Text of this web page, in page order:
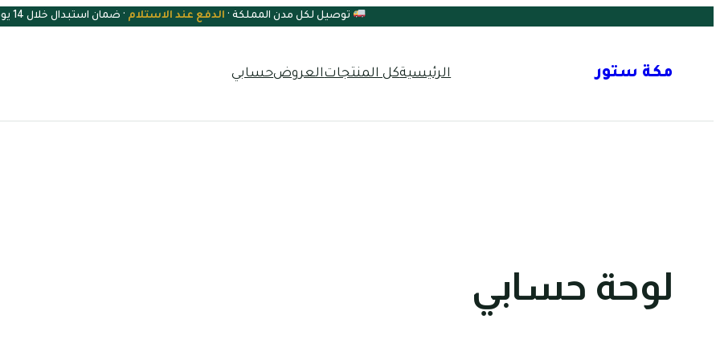
المحتوى
توصيل لكل مدن المملكة · الدفع عند الاستلام · ضمان استبدال خلال 14 يوم
مكة ستور الرئيسيةكل المنتجاتالعروضحسابي
لوحة حسابي